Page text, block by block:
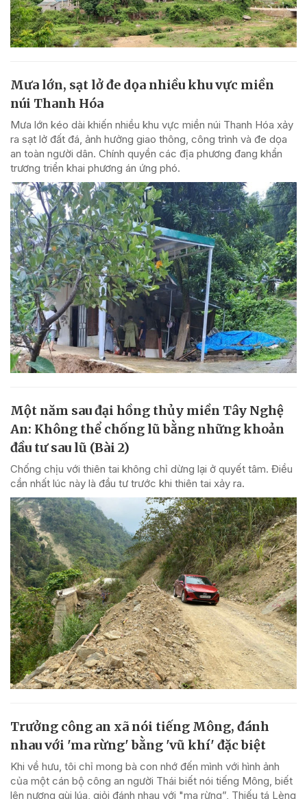
Mưa lớn, sạt lở đe dọa nhiều khu vực miền
núi Thanh Hóa
Mưa lớn kéo dài khiến nhiều khu vực miền núi Thanh Hóa xảy
ra sạt lở đất đá, ảnh hưởng giao thông, công trình và đe dọa
an toàn người dân. Chính quyền các địa phương đang khẩn
trương triển khai phương án ứng phó.
Một năm sau đại hồng thủy miền Tây Nghệ
An: Không thể chống lũ bằng những khoản
đầu tư sau lũ (Bài 2)
Chống chịu với thiên tai không chỉ dừng lại ở quyết tâm. Điều
cần nhất lúc này là đầu tư trước khi thiên tai xảy ra.
Trưởng công an xã nói tiếng Mông, đánh
nhau với 'ma rừng' bằng 'vũ khí' đặc biệt
Khi về hưu, tôi chỉ mong bà con nhớ đến mình với hình ảnh
của một cán bộ công an người Thái biết nói tiếng Mông, biết
lên nương gùi lúa, giỏi đánh nhau với "ma rừng”, Thiếu tá Lèng